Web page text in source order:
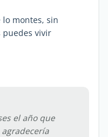
lo montes, sin
puedes vivir
el año que